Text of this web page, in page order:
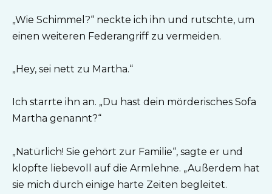
„Wie Schimmel?“ neckte ich ihn und rutschte, um
einen weiteren Federangriff zu vermeiden.
„Hey, sei nett zu Martha.“
Ich starrte ihn an. „Du hast dein mörderisches Sofa
Martha genannt?“
„Natürlich! Sie gehört zur Familie“, sagte er und
klopfte liebevoll auf die Armlehne. „Außerdem hat
sie mich durch einige harte Zeiten begleitet.